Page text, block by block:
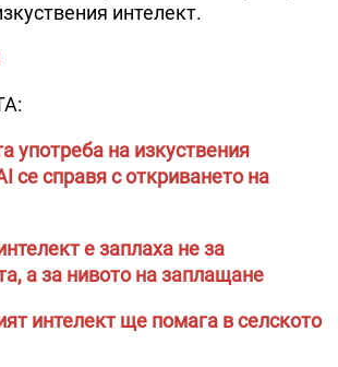
интелект.
употреба на изкуствения
се справя с откриването на
е заплаха не за
а за нивото на заплащане
интелект ще помага в селското